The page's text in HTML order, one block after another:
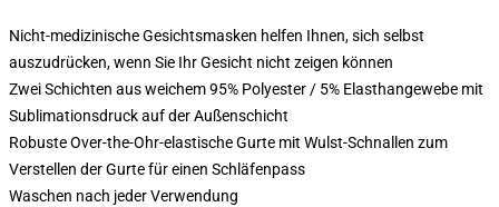
Nicht-medizinische Gesichtsmasken helfen Ihnen, sich selbst
auszudrücken, wenn Sie Ihr Gesicht nicht zeigen können
Zwei Schichten aus weichem 95% Polyester / 5% Elasthangewebe mit
Sublimationsdruck auf der Außenschicht
Robuste Over-the-Ohr-elastische Gurte mit Wulst-Schnallen zum
Verstellen der Gurte für einen Schläfenpass
Waschen nach jeder Verwendung